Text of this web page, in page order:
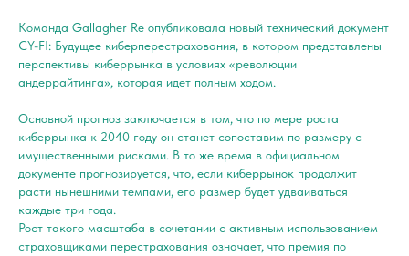
Команда Gallagher Re опубликовала новый технический документ
CY-FI: Будущее киберперестрахования, в котором представлены
перспективы киберрынка в условиях «революции
андеррайтинга», которая идет полным ходом.
Основной прогноз заключается в том, что по мере роста
киберрынка к 2040 году он станет сопоставим по размеру с
имущественными рисками. В то же время в официальном
документе прогнозируется, что, если киберрынок продолжит
расти нынешними темпами, его размер будет удваиваться
каждые три года.
Рост такого масштаба в сочетании с активным использованием
страховщиками перестрахования означает, что премия по